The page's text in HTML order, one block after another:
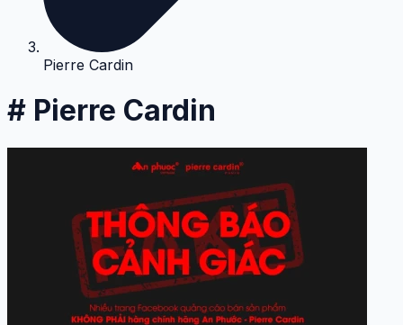
Pierre Cardin
# Pierre Cardin